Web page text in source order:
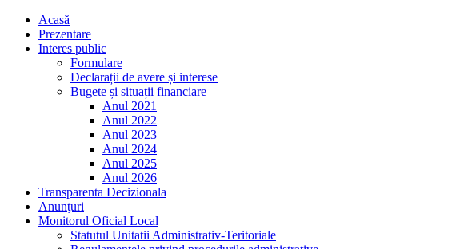
Acasă
Prezentare
Interes public
Formulare
Declarații de avere și interese
Bugete și situații financiare
Anul 2021
Anul 2022
Anul 2023
Anul 2024
Anul 2025
Anul 2026
Transparenta Decizionala
Anunţuri
Monitorul Oficial Local
Statutul Unitatii Administrativ-Teritoriale